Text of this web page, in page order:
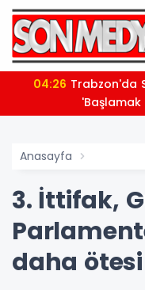
04:26
'Başlamak
Anasayfa
3. İttifak,
daha ötesi